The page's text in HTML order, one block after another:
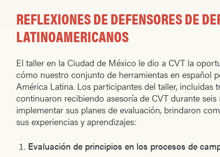
REFLEXIONES DE DEFENSORES DE
LATINOAMERICANOS
El taller en la Ciudad de México le dio a CVT la
cómo nuestro conjunto de herramientas en español
América Latina. Los participantes del taller, incluidas
continuaron recibiendo asesoría de CVT durante seis
implementar sus planes de evaluación, brindaron
sus experiencias y aprendizajes:
Evaluación de principios en los procesos de